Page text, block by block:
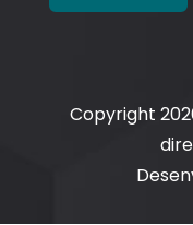
Copyright